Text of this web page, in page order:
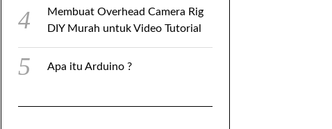
Membuat Overhead Camera Rig
DIY Murah untuk Video Tutorial
Apa itu Arduino ?